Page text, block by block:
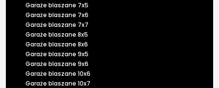
Garaże blaszane 7x5
Garaże blaszane 7x6
Garaże blaszane 7x7
Garaże blaszane 8x5
Garaże blaszane 8x6
Garaże blaszane 9x5
Garaże blaszane 9x6
Garaże blaszane 10x6
Garaże blaszane 10x7